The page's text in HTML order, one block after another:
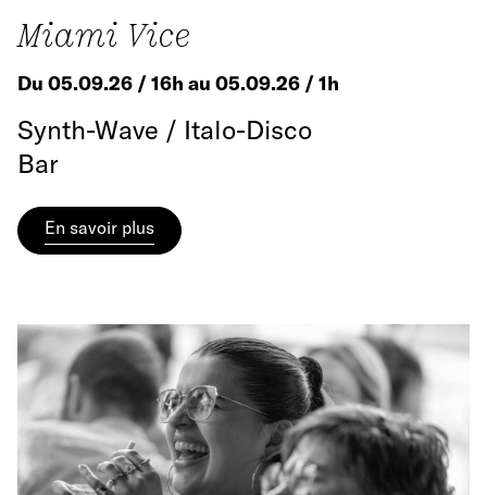
Miami Vice
Du 05.09.26 / 16h au 05.09.26 / 1h
Synth-Wave / Italo-Disco
Bar
En savoir plus